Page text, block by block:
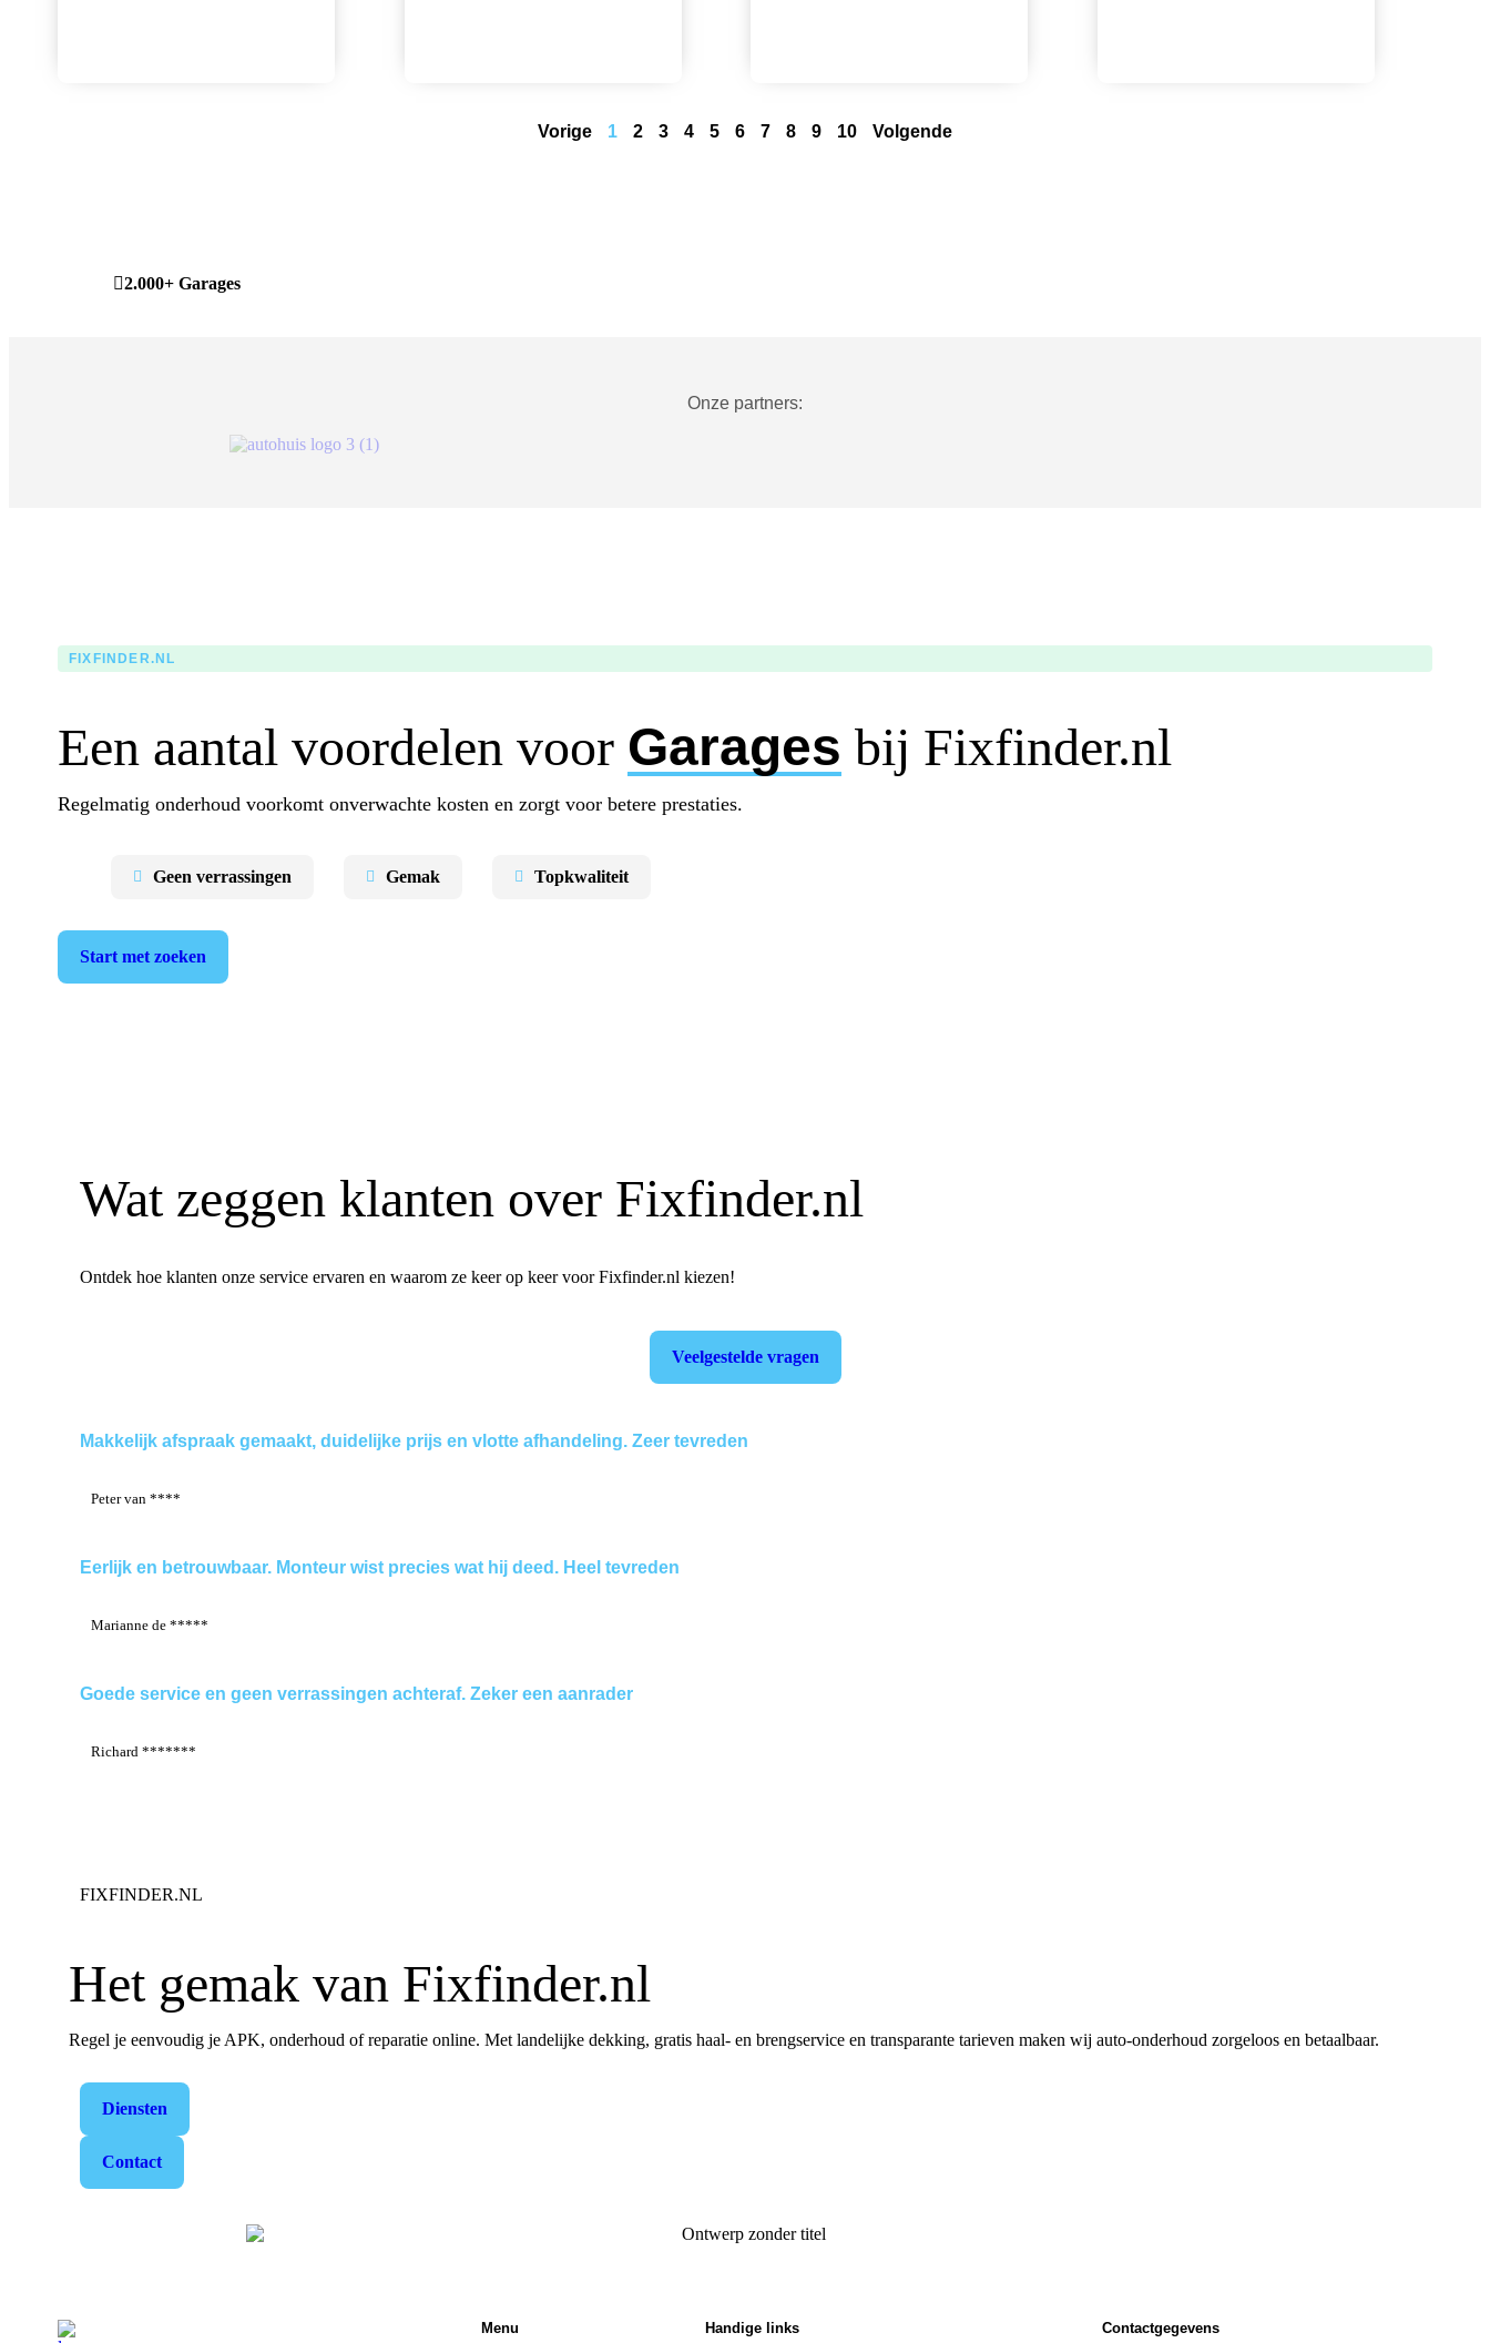
Vorige 1 2 3 4 5 6 7 8 9 10 Volgende
2.000+ Garages
Onze partners:
FIXFINDER.NL
Een aantal voordelen voor Garages bij Fixfinder.nl
Regelmatig onderhoud voorkomt onverwachte kosten en zorgt voor betere prestaties.
Geen verrassingen Gemak Topkwaliteit
Start met zoeken
Wat zeggen klanten over Fixfinder.nl
Ontdek hoe klanten onze service ervaren en waarom ze keer op keer voor Fixfinder.nl kiezen!
Veelgestelde vragen
Makkelijk afspraak gemaakt, duidelijke prijs en vlotte afhandeling. Zeer tevreden
Peter van ****
Eerlijk en betrouwbaar. Monteur wist precies wat hij deed. Heel tevreden
Marianne de *****
Goede service en geen verrassingen achteraf. Zeker een aanrader
Richard *******
FIXFINDER.NL
Het gemak van Fixfinder.nl
Regel je eenvoudig je APK, onderhoud of reparatie online. Met landelijke dekking, gratis haal- en brengservice en transparante tarieven maken wij auto-onderhoud zorgeloos en betaalbaar.
Diensten
Contact
Menu Handige links Contactgegevens